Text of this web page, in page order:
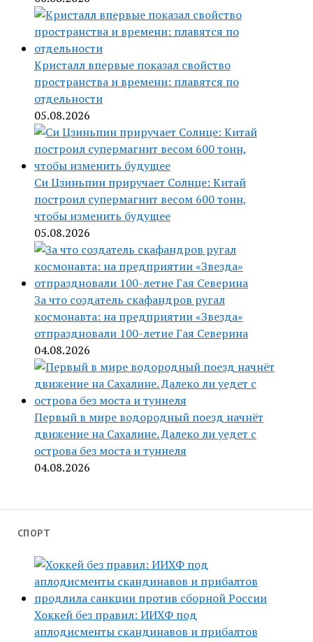
Кристалл впервые показал свойство
пространства и времени: плавятся по
отдельности
05.08.2026
Си Цзиньпин приручает Солнце: Китай
построил супермагнит весом 600 тонн,
чтобы изменить будущее
05.08.2026
За что создатель скафандров ругал
космонавта: на предприятии «Звезда»
отпраздновали 100-летие Гая Северина
04.08.2026
Первый в мире водородный поезд начнёт
движение на Сахалине. Далеко ли уедет с
острова без моста и туннеля
04.08.2026
СПОРТ
Хоккей без правил: ИИХФ под
аплодисменты скандинавов и прибалтов